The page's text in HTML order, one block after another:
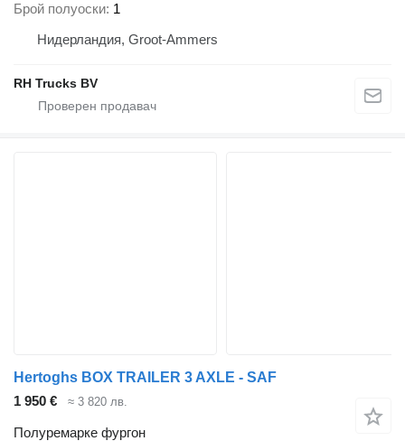
Брой полуоски 1
Нидерландия, Groot-Ammers
RH Trucks BV
Hertoghs BOX TRAILER 3 AXLE - SAF
1 950 €
≈ 3 820 лв.
Полуремарке фургон